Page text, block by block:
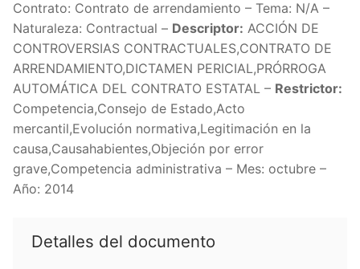
Contrato: Contrato de arrendamiento – Tema: N/A –
Naturaleza: Contractual – Descriptor: ACCIÓN DE
CONTROVERSIAS CONTRACTUALES,CONTRATO DE
ARRENDAMIENTO,DICTAMEN PERICIAL,PRÓRROGA
AUTOMÁTICA DEL CONTRATO ESTATAL – Restrictor:
Competencia,Consejo de Estado,Acto
mercantil,Evolución normativa,Legitimación en la
causa,Causahabientes,Objeción por error
grave,Competencia administrativa – Mes: octubre –
Año: 2014
Detalles del documento